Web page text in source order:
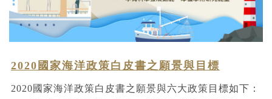
2020國家海洋政策白皮書之願景與目標
2020國家海洋政策白皮書之願景與六大政策目標如下：